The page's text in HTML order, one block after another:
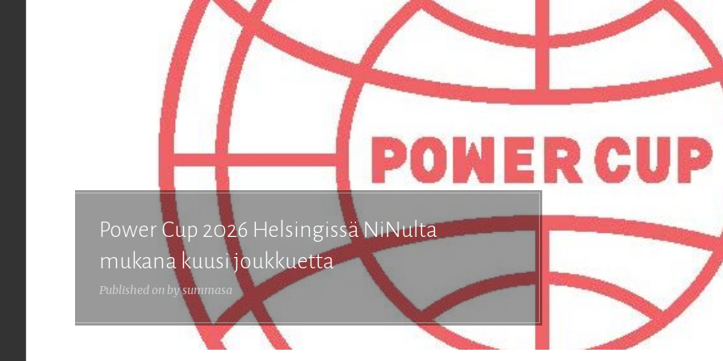
Power Cup 2026 Helsingissä NiNulta
mukana kuusi joukkuetta
Published on bysummasa